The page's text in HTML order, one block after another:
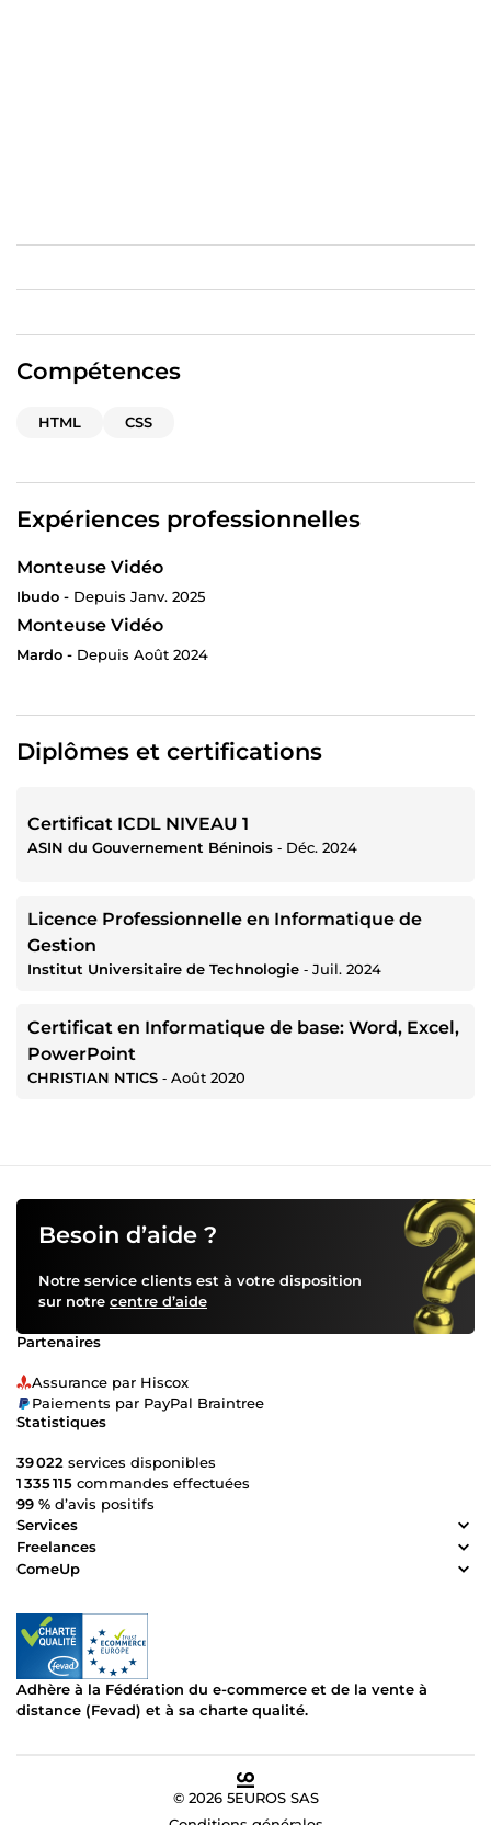
Compétences
HTML CSS
Expériences professionnelles
Monteuse Vidéo
Ibudo - Depuis Janv. 2025
Monteuse Vidéo
Mardo - Depuis Août 2024
Diplômes et certifications
Certificat ICDL NIVEAU 1
ASIN du Gouvernement Béninois ‐ Déc. 2024
Licence Professionnelle en Informatique de
Gestion
Institut Universitaire de Technologie ‐ Juil. 2024
Certificat en Informatique de base: Word, Excel,
PowerPoint
CHRISTIAN NTICS ‐ Août 2020
Besoin d’aide ?
Notre service clients est à votre disposition
sur notre centre d’aide
Partenaires
Assurance par Hiscox
Paiements par PayPal Braintree
Statistiques
39 022 services disponibles
1 335 115 commandes effectuées
99 % d’avis positifs
Services
Freelances
ComeUp
Adhère à la Fédération du e-commerce et de la vente à
distance (Fevad) et à sa charte qualité.
© 2026 5EUROS SAS